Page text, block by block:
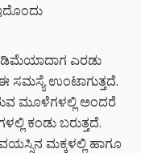
ಎರಡು
ಉಂಟಾಗುತ್ತದೆ.
ಮೂಳೆಗಳಲ್ಲಿ ಅಂದರೆ
ಕಂಡು ಬರುತ್ತದೆ.
ವಯಸ್ಸಿನ ಮಕ್ಕಳಲ್ಲಿ ಹಾಗೂ